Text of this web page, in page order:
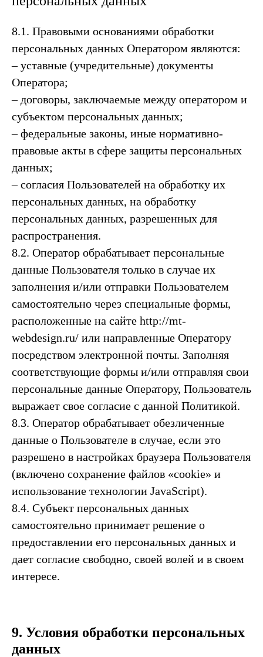
8.1. Правовыми основаниями обработки
персональных данных Оператором являются:
– уставные (учредительные) документы
Оператора;
– договоры, заключаемые между оператором и
субъектом персональных данных;
– федеральные законы, иные нормативно-
правовые акты в сфере защиты персональных
данных;
– согласия Пользователей на обработку их
персональных данных, на обработку
персональных данных, разрешенных для
распространения.
8.2. Оператор обрабатывает персональные
данные Пользователя только в случае их
заполнения и/или отправки Пользователем
самостоятельно через специальные формы,
расположенные на сайте http://mt-
webdesign.ru/ или направленные Оператору
посредством электронной почты. Заполняя
соответствующие формы и/или отправляя свои
персональные данные Оператору, Пользователь
выражает свое согласие с данной Политикой.
8.3. Оператор обрабатывает обезличенные
данные о Пользователе в случае, если это
разрешено в настройках браузера Пользователя
(включено сохранение файлов «cookie» и
использование технологии JavaScript).
8.4. Субъект персональных данных
самостоятельно принимает решение о
предоставлении его персональных данных и
дает согласие свободно, своей волей и в своем
интересе.
9. Условия обработки персональных
данных